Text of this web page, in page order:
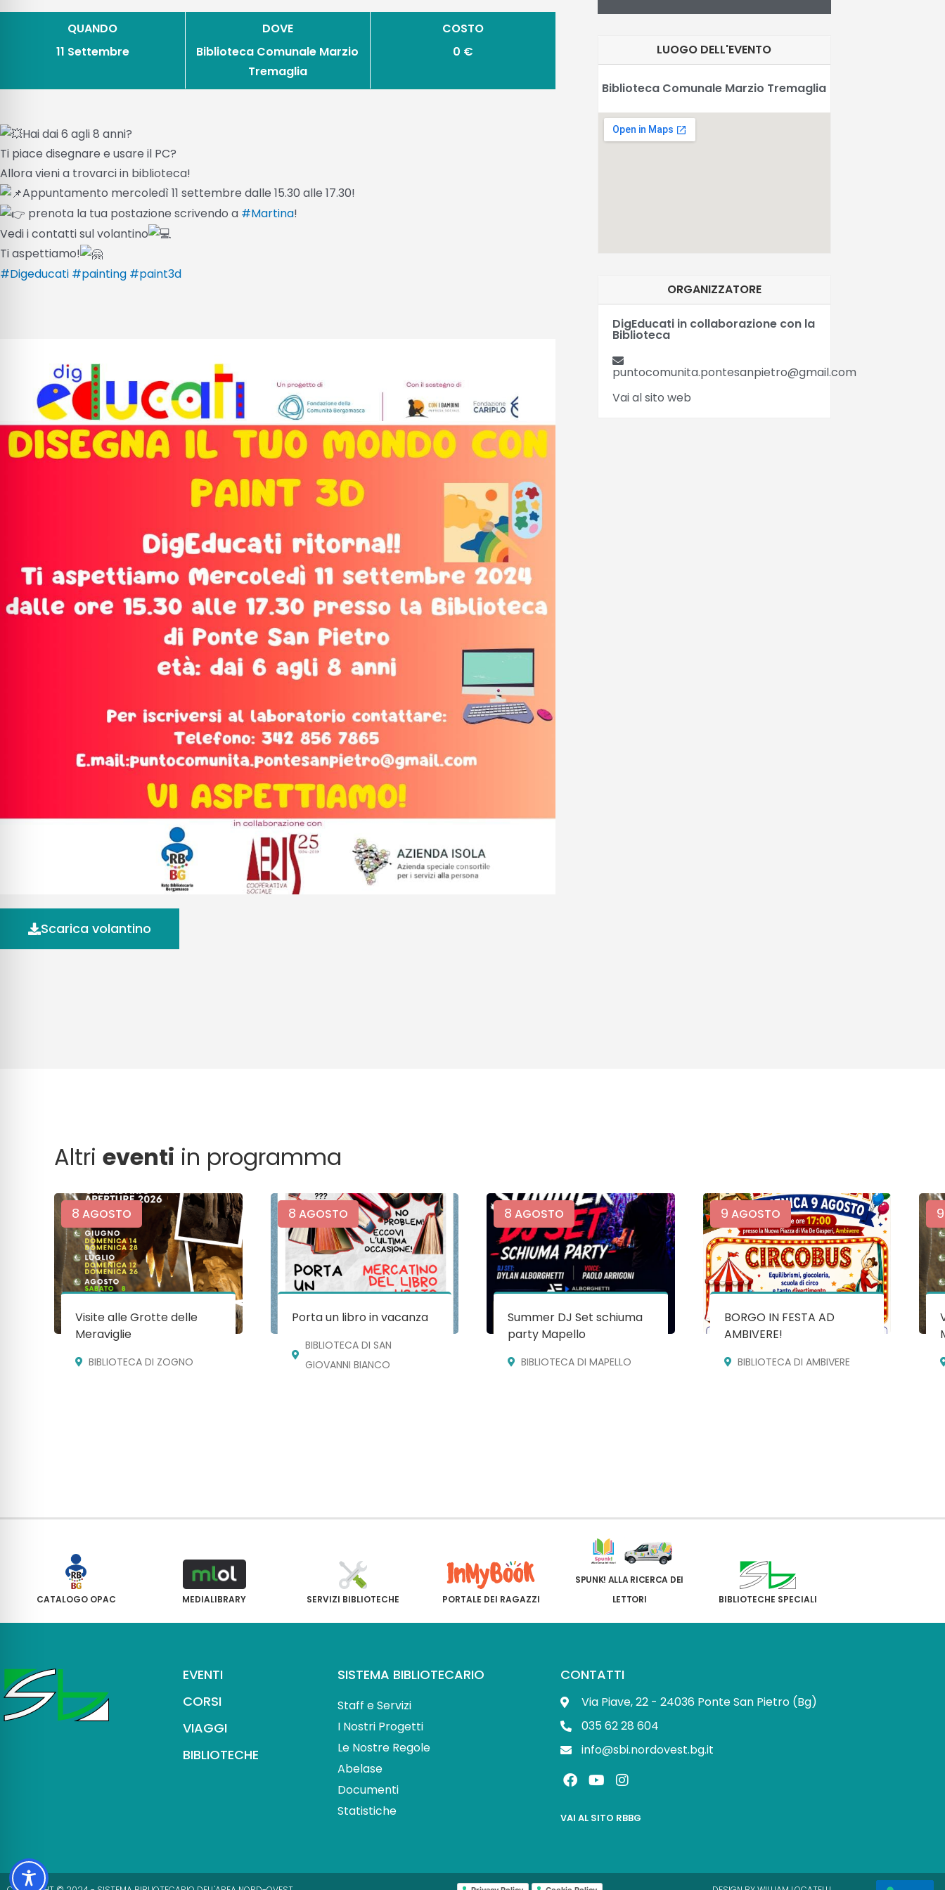
QUANDO
11 Settembre
DOVE
Biblioteca Comunale Marzio
Tremaglia
COSTO
0 €
Hai dai 6 agli 8 anni?
Ti piace disegnare e usare il PC?
Allora vieni a trovarci in biblioteca!
Appuntamento mercoledì 11 settembre dalle 15.30 alle 17.30!
prenota la tua postazione scrivendo a #Martina!
Vedi i contatti sul volantino
Ti aspettiamo!
#Digeducati #painting #paint3d
Scarica volantino
LUOGO DELL'EVENTO
Biblioteca Comunale Marzio Tremaglia
ORGANIZZATORE
DigEducati in collaborazione con la
Biblioteca
puntocomunita.pontesanpietro@gmail.com
Vai al sito web
Altrieventi in programma
8 AGOSTO
Visite alle Grotte delle
Meraviglie
BIBLIOTECA DI ZOGNO
8 AGOSTO
Porta un libro in vacanza
BIBLIOTECA DI SAN
GIOVANNI BIANCO
8 AGOSTO
Summer DJ Set schiuma
party Mapello
BIBLIOTECA DI MAPELLO
9 AGOSTO
BORGO IN FESTA AD
AMBIVERE!
BIBLIOTECA DI AMBIVERE
9
CATALOGO OPAC MEDIALIBRARY SERVIZI BIBLIOTECHE PORTALE DEI RAGAZZI
SPUNK! ALLA RICERCA DEI
LETTORI
BIBLIOTECHE SPECIALI
EVENTI
CORSI
VIAGGI
BIBLIOTECHE
SISTEMA BIBLIOTECARIO
Staff e Servizi
I Nostri Progetti
Le Nostre Regole
Abelase
Documenti
Statistiche
CONTATTI
Via Piave, 22 - 24036 Ponte San Pietro (Bg)
035 62 28 604
info@sbi.nordovest.bg.it
F
a
e
k
Y
o
t
I
n
t
a
VAI AL SITO RBBG